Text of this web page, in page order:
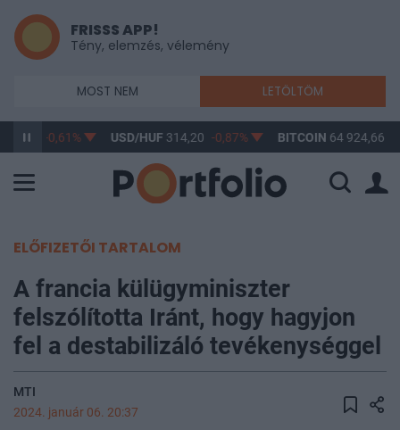
FRISSS APP!
Tény, elemzés, vélemény
MOST NEM LETÖLTÖM
-0,61% USD/HUF 314,20 -0,87% BITCOIN 64 924,66
ELŐFIZETŐI TARTALOM
A francia külügyminiszter
felszólította Iránt, hogy hagyjon
fel a destabilizáló tevékenységgel
MTI
2024. január 06. 20:37